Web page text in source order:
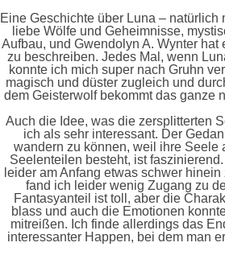
Eine Geschichte über Luna – natürlich
liebe Wölfe und Geheimnisse,
Aufbau, und Gwendolyn A. Wynter hat
zu beschreiben. Jedes Mal, wenn
konnte ich mich super nach Gruhn
magisch und düster zugleich und
dem Geisterwolf bekommt das ganze
Auch die Idee, was die zersplitterten
ich als sehr interessant. Der
wandern zu können, weil ihre Seele
Seelenteilen besteht, ist
leider am Anfang etwas schwer
fand ich leider wenig Zugang zu
Fantasyanteil ist toll, aber die
blass und auch die Emotionen
mitreißen. Ich finde allerdings das
interessanter Happen, bei dem man